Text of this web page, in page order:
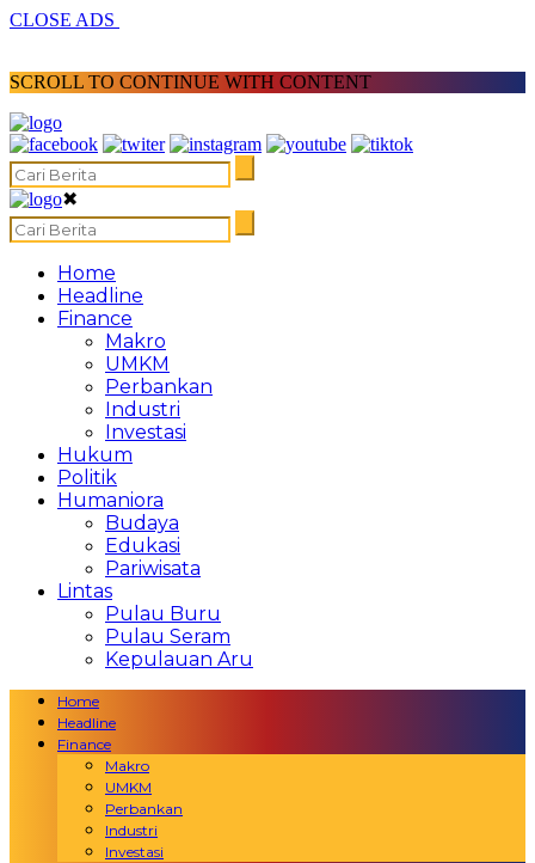
CLOSE ADS
SCROLL TO CONTINUE WITH CONTENT
✖
Home
Headline
Finance
Makro
UMKM
Perbankan
Industri
Investasi
Hukum
Politik
Humaniora
Budaya
Edukasi
Pariwisata
Lintas
Pulau Buru
Pulau Seram
Kepulauan Aru
Home
Headline
Finance
Makro
UMKM
Perbankan
Industri
Investasi